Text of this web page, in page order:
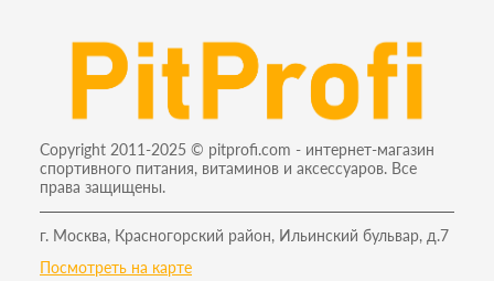
Copyright 2011-2025 © pitprofi.com - интернет-магазин
спортивного питания, витаминов и аксессуаров. Все
права защищены.
г. Москва, Красногорский район, Ильинский бульвар, д.7
Посмотреть на карте